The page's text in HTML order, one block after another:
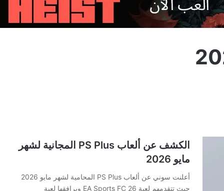
الكشف عن ألعاب PS Plus المجانية لشهر
مايو 2026
أعلنت سوني عن ألعاب PS Plus المحامية لشهر مايو 2026
حيث تتقدمهم لعبة EA Sports FC 26 ويرافقها لعبة